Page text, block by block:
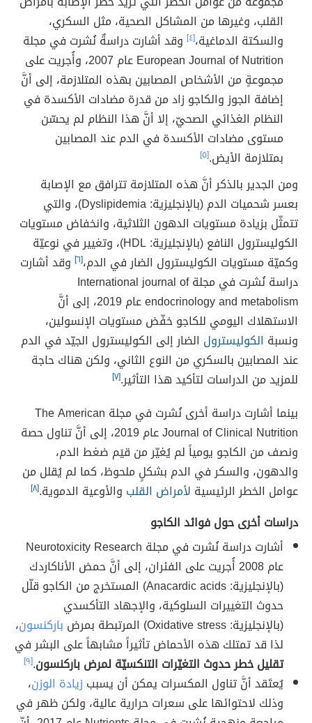
القلب، وغيرها من المشاكل الصحية، مثل السكري،
والسكتة الدماغية،[٤] وقد أشارت دراسةٌ نُشرت في مجلة
European Journal of Nutrition عام 2007، وأُجريت على
مجموعةٍ من الأشخاص المصابين بهذه المتلازمة، إلى أنَّ
إضافة الجوز والكاجو زاد من قدرة مضادات الأكسدة في
النظام الغذائي الصحيّ، إلا أنَّ هذا النظام لم يحسّن
مستوى مضادات الأكسدة في الدم عند المصابين
بمتلازمة الأيض.[٥]
ومن الجدير بالذكر أنَّ هذه المتلازمة تترافق مع الإصابة
بعسر شحميات الدم (بالإنجليزية: Dyslipidemia)، والتي
تتمثّل بزيادة مستويات الدهون الثلاثية، وانخفاض مستويات
الكوليسترول النافع (بالإنجليزية: HDL)، وتغيير في نوعيّة
وكميّة مستويات الكوليسترول الضار في الدم،[٦]
وقد أشارت
دراسة نُشرت في مجلة International journal of
endocrinology and metabolism عام 2019، إلى أنَّ
الاستهلاك اليومي للكاجو خفّض مستويات الإنسولين،
ونسبة الكوليسترول الضار إلى الكوليسترول الجيّد في الدم
عند المصابين بالسكري من النوع الثاني، ولكن هناك حاجة
للمزيد من الدراسات لتأكيد هذا التأثير.[٧]
بينما أشارت دراسة أخرى نُشرت في مجلة The American
Journal of Clinical Nutrition عام 2019، إلى أنَّ تناول حصة
ونصف من الكاجو يومياً لم يُغيّر من قيَم ضغط الدم،
والدهون، والسكر في الدم بشكلٍ ملحوظ، كما لم يُقلل من
عوامل الخطر الرئيسية لأمراض القلب والأوعية الدموية.[٨]
دراسات أخرى حول فوائد الكاجو
أشارت دراسة نُشرت في مجلة Neurotoxicity Research
عام 2008 أُجريت على الفئران، إلى أنَّ حمض الأناكاردك
(بالإنجليزية: Anacardic acids) المستخرج من الكاجو قلّل
حدوث التغييرات السلوكية، والإجهاد التأكسدي
(بالإنجليزية: Oxidative stress) المرتبطة بمرض
باركنسون،
لذا قد تمتلك هذه الأحماض تأثيراً مشابهاً على البشر في
تقليل خطر حدوث التغيّرات التنكسيّة لمرض باركنسون.[٩]
يُعتَقد أنَّ تناول المكسرات يمكن أن يسبب زيادة الوزن،
وذلك لاحتوائها على سعرات حرارية عالية، ولكن ظهر في